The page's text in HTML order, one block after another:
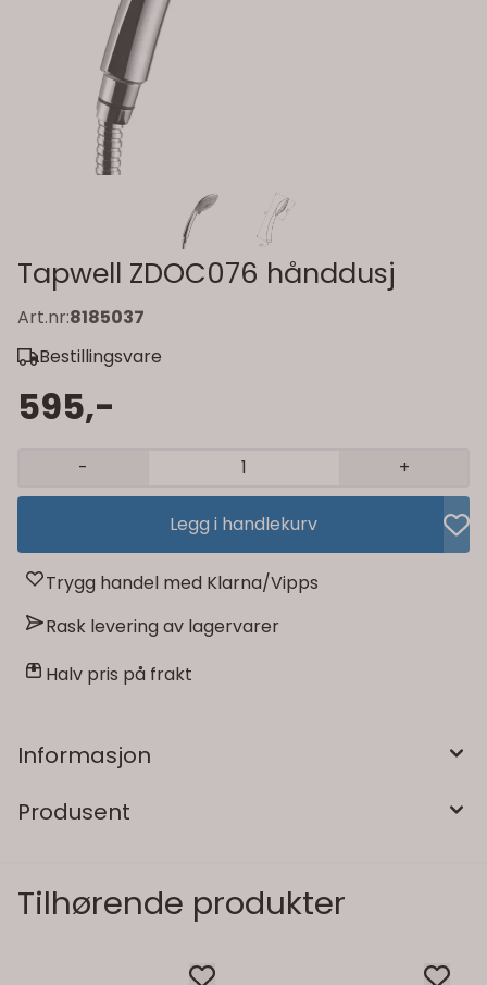
Tapwell ZDOC076 hånddusj
Art.nr:8185037
Bestillingsvare
595,-
- +
Legg i handlekurv
Trygg handel med Klarna/Vipps
Rask levering av lagervarer
Halv pris på frakt
Informasjon
Produsent
Tilhørende produkter